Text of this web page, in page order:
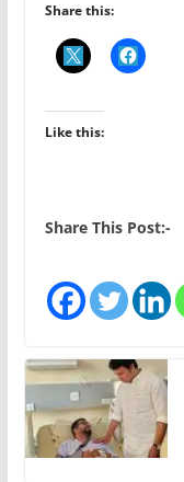
Share this:
Like this:
Share This Post:-